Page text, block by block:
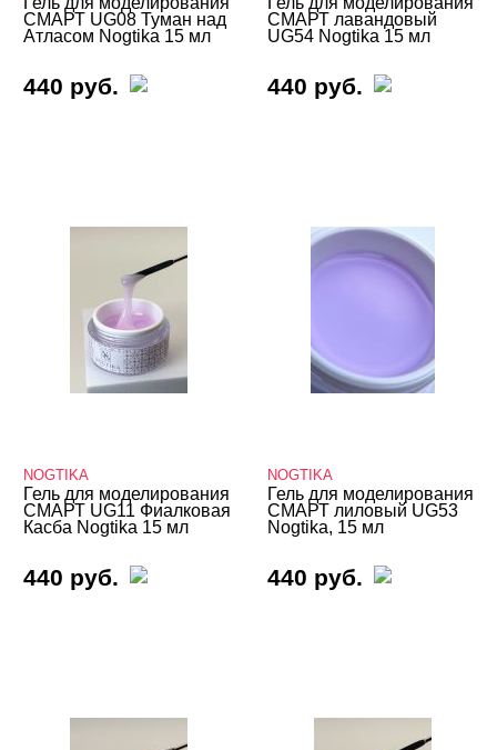
Акригель (полигель)
Биогель
Bloom
BSG
DARSY
E.Mi
Global Fashion
СМАРТ UG08 Туман над
Атласом Nogtika 15 мл
440 руб.
СМАРТ лавандовый
UG54 Nogtika 15 мл
440 руб.
NOGTIKA
Гель для моделирования
СМАРТ UG11 Фиалковая
Касба Nogtika 15 мл
440 руб.
NOGTIKA
Гель для моделирования
СМАРТ лиловый UG53
Nogtika, 15 мл
440 руб.